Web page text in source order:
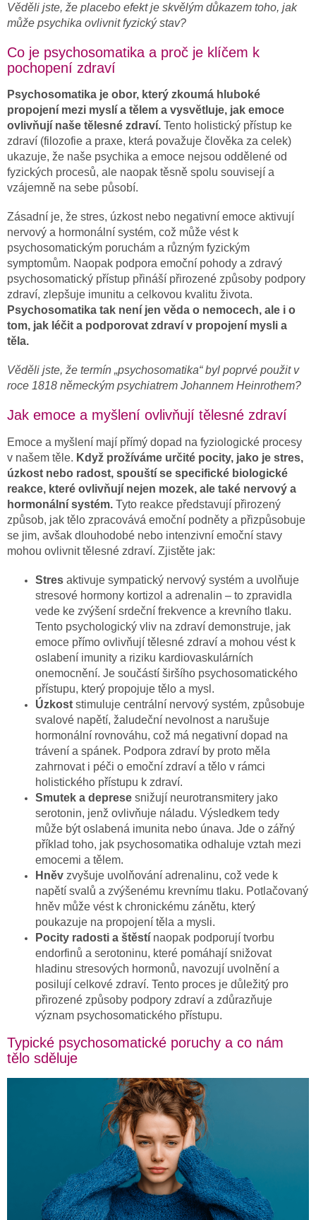
Věděli jste, že placebo efekt je skvělým důkazem toho, jak
může psychika ovlivnit fyzický stav?
Co je psychosomatika a proč je klíčem k
pochopení zdraví
Psychosomatika je obor, který zkoumá hluboké
propojení mezi myslí a tělem a vysvětluje, jak emoce
ovlivňují naše tělesné zdraví. Tento holistický přístup ke
zdraví (filozofie a praxe, která považuje člověka za celek)
ukazuje, že naše psychika a emoce nejsou oddělené od
fyzických procesů, ale naopak těsně spolu souvisejí a
vzájemně na sebe působí.
Zásadní je, že stres, úzkost nebo negativní emoce aktivují
nervový a hormonální systém, což může vést k
psychosomatickým poruchám a různým fyzickým
symptomům. Naopak podpora emoční pohody a zdravý
psychosomatický přístup přináší přirozené způsoby podpory
zdraví, zlepšuje imunitu a celkovou kvalitu života.
Psychosomatika tak není jen věda o nemocech, ale i o
tom, jak léčit a podporovat zdraví v propojení mysli a
těla.
Věděli jste, že termín „psychosomatika“ byl poprvé použit v
roce 1818 německým psychiatrem Johannem Heinrothem?
Jak emoce a myšlení ovlivňují tělesné zdraví
Emoce a myšlení mají přímý dopad na fyziologické procesy
v našem těle. Když prožíváme určité pocity, jako je stres,
úzkost nebo radost, spouští se specifické biologické
reakce, které ovlivňují nejen mozek, ale také nervový a
hormonální systém. Tyto reakce představují přirozený
způsob, jak tělo zpracovává emoční podněty a přizpůsobuje
se jim, avšak dlouhodobé nebo intenzivní emoční stavy
mohou ovlivnit tělesné zdraví. Zjistěte jak:
Stres aktivuje sympatický nervový systém a uvolňuje
stresové hormony kortizol a adrenalin – to zpravidla
vede ke zvýšení srdeční frekvence a krevního tlaku.
Tento psychologický vliv na zdraví demonstruje, jak
emoce přímo ovlivňují tělesné zdraví a mohou vést k
oslabení imunity a riziku kardiovaskulárních
onemocnění. Je součástí širšího psychosomatického
přístupu, který propojuje tělo a mysl.
Úzkost stimuluje centrální nervový systém, způsobuje
svalové napětí, žaludeční nevolnost a narušuje
hormonální rovnováhu, což má negativní dopad na
trávení a spánek. Podpora zdraví by proto měla
zahrnovat i péči o emoční zdraví a tělo v rámci
holistického přístupu k zdraví.
Smutek a deprese snižují neurotransmitery jako
serotonin, jenž ovlivňuje náladu. Výsledkem tedy
může být oslabená imunita nebo únava. Jde o zářný
příklad toho, jak psychosomatika odhaluje vztah mezi
emocemi a tělem.
Hněv zvyšuje uvolňování adrenalinu, což vede k
napětí svalů a zvýšenému krevnímu tlaku. Potlačovaný
hněv může vést k chronickému zánětu, který
poukazuje na propojení těla a mysli.
Pocity radosti a štěstí naopak podporují tvorbu
endorfinů a serotoninu, které pomáhají snižovat
hladinu stresových hormonů, navozují uvolnění a
posilují celkové zdraví. Tento proces je důležitý pro
přirozené způsoby podpory zdraví a zdůrazňuje
význam psychosomatického přístupu.
Typické psychosomatické poruchy a co nám
tělo sděluje